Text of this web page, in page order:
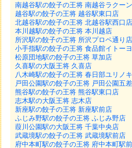
南越谷駅の餃子の王将 南越谷ラクー
越谷駅の餃子の王将 越谷駅東口店
北越谷駅の餃子の王将 北越谷駅西口店
本川越駅の餃子の王将 本川越店
所沢駅の餃子の王将 所沢プロペ通り店
小手指駅の餃子の王将 食品館イトー
松原団地駅の餃子の王将 草加店
久喜駅の大阪王将 久喜店
八木崎駅の餃子の王将 春日部ユリノ
戸田公園駅の餃子の王将 戸田公園五
熊谷駅の餃子の王将 熊谷駅東口店
志木駅の大阪王将 志木店
新座駅の餃子の王将 新座駅前店
ふじみ野駅の餃子の王将 ふじみ野店
葭川公園駅の大阪王将 千葉中央店
武蔵境駅の餃子の王将 武蔵境駅前店
府中本町駅の餃子の王将 府中本町駅